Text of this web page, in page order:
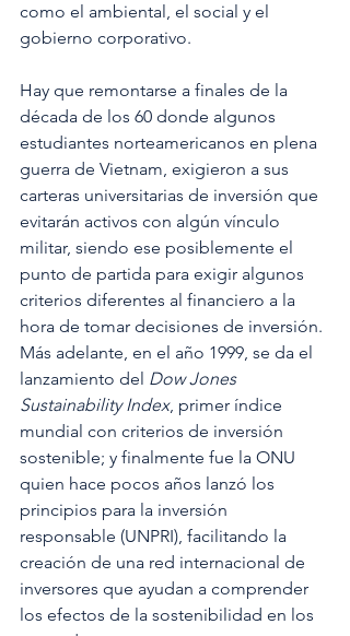
como el ambiental, el social y el
gobierno corporativo.
Hay que remontarse a finales de la
década de los 60 donde algunos
estudiantes norteamericanos en plena
guerra de Vietnam, exigieron a sus
carteras universitarias de inversión que
evitarán activos con algún vínculo
militar, siendo ese posiblemente el
punto de partida para exigir algunos
criterios diferentes al financiero a la
hora de tomar decisiones de inversión.
Más adelante, en el año 1999, se da el
lanzamiento del Dow Jones
Sustainability Index, primer índice
mundial con criterios de inversión
sostenible; y finalmente fue la ONU
quien hace pocos años lanzó los
principios para la inversión
responsable (UNPRI), facilitando la
creación de una red internacional de
inversores que ayudan a comprender
los efectos de la sostenibilidad en los